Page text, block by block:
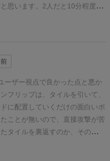
。SDJというのはかなりファミ
われました。
、拡張でいくらでも追加ボー
思います。2人だと10分程度で
グッドかと。
だなと改めて感じました。
ーザー視点で良かった点と悪か
フリップは、タイルを引いて、
に配置していくだけの面白いボ
ことが無いので、直接攻撃が苦
タイルを裏返すのか、そのまま
す。ルールが簡単なので、ゲー